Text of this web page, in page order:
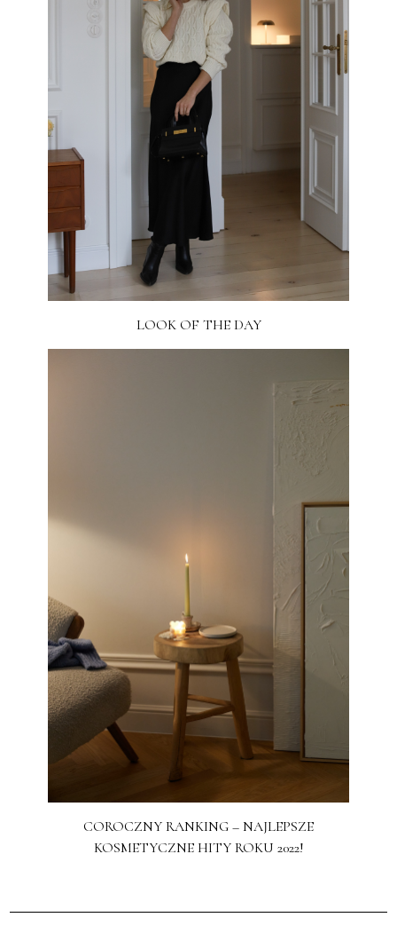
LOOK OF THE DAY
COROCZNY RANKING – NAJLEPSZE
KOSMETYCZNE HITY ROKU 2022!